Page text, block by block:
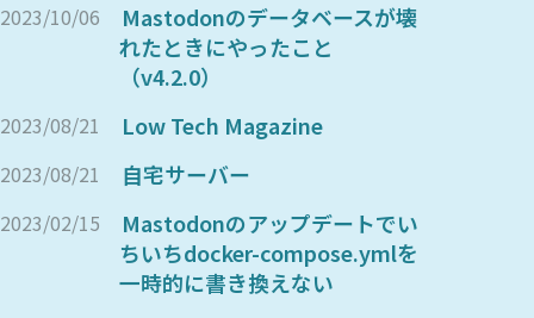
2023/10/06
Mastodonのデータベースが壊
れたときにやったこと
（v4.2.0）
2023/08/21 Low Tech Magazine
2023/08/21 自宅サーバー
2023/02/15
Mastodonのアップデートでい
ちいちdocker-compose.ymlを
一時的に書き換えない